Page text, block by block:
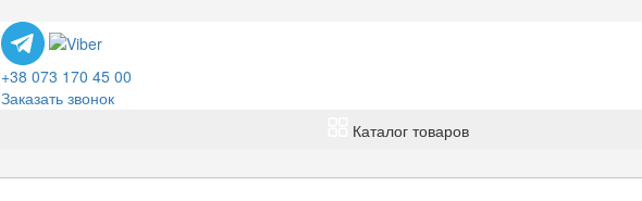
+38 073 170 45 00
Заказать звонок
Каталог товаров